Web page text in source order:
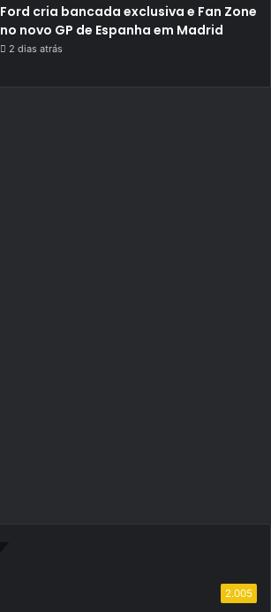
Ford cria bancada exclusiva e Fan Zone
no novo GP de Espanha em Madrid
2 dias atrás
2.005